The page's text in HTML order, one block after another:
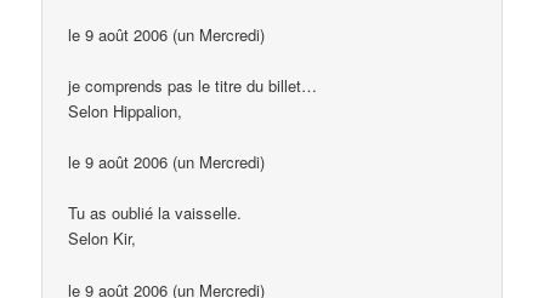
le 9 août 2006 (un Mercredi)
je comprends pas le titre du billet…
Selon Hippalion,
le 9 août 2006 (un Mercredi)
Tu as oublié la vaisselle.
Selon Kir,
le 9 août 2006 (un Mercredi)